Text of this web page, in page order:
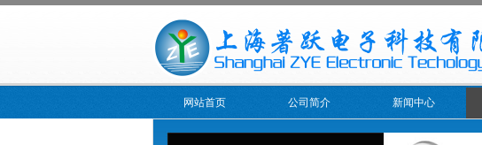
网站首页 公司简介 新闻中心